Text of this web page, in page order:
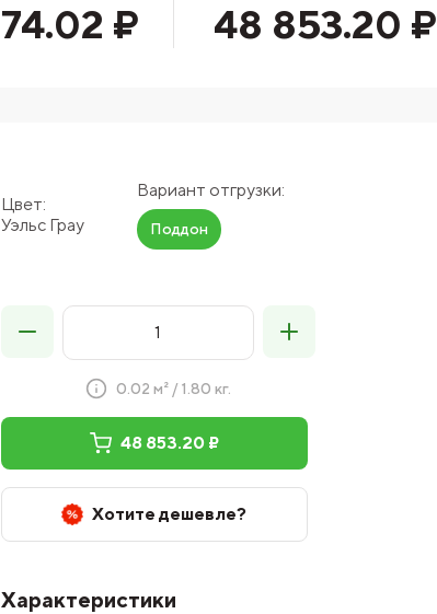
74.02 ₽ 48 853.20 ₽
Цвет:
Уэльс Грау
Вариант отгрузки:
Поддон
0.02 м² / 1.80 кг.
48 853.20 ₽
Хотите дешевле?
Характеристики